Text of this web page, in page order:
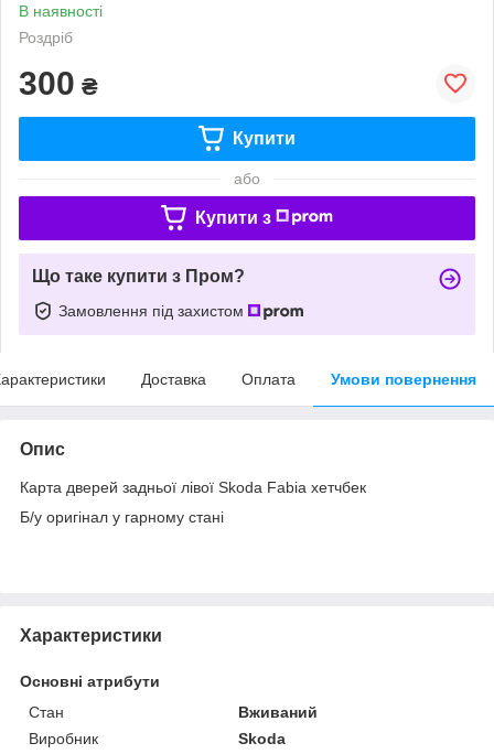
В наявності
Роздріб
300 ₴
Купити
або
Купити з
Що таке купити з Пром?
Замовлення під захистом
Доставка Оплата Умови повернення
Опис
Карта дверей задньої лівої Skoda Fabia хетчбек
Б/у оригінал у гарному стані
Характеристики
Основні атрибути
Стан
Вживаний
Виробник
Skoda